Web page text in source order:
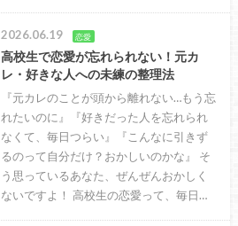
2026.06.19 恋愛
高校生で恋愛が忘れられない！元カ
レ・好きな人への未練の整理法
『元カレのことが頭から離れない…もう忘
れたいのに』『好きだった人を忘れられ
なくて、毎日つらい』『こんなに引きず
るのって自分だけ？おかしいのかな』 そ
う思っているあなた、ぜんぜんおかしく
ないですよ！ 高校生の恋愛って、毎日…